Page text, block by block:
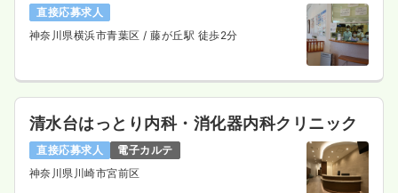
日勤のみ（常勤） 一時募集休止
※一例
時間 9:00～18:00
4週8休以上
月給28万円以上可
気になる 詳細を見る
直接応募求人
神奈川県横浜市青葉区/ 藤が丘駅 徒歩2分
清水台はっとり内科・消化器内科クリニック
直接応募求人
電子カルテ
神奈川県川崎市宮前区